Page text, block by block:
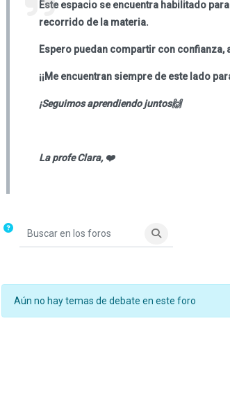
Este espacio se encuentra habilitado
recorrido de la materia.
Espero puedan compartir con
¡¡Me encuentran siempre de este lado
¡Seguimos aprendiendo juntos🙌
La profe Clara, ❤️
Buscar en los foros
Buscar en los
Aún no hay temas de debate en este foro